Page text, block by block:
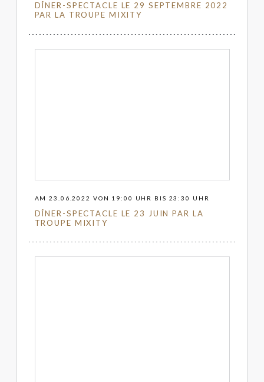
DÎNER-SPECTACLE LE 29 SEPTEMBRE 2022
PAR LA TROUPE MIXITY
AM 23.06.2022 VON 19:00 UHR BIS 23:30 UHR
DÎNER-SPECTACLE LE 23 JUIN PAR LA
TROUPE MIXITY